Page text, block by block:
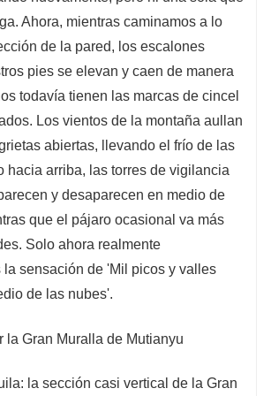
Ahora, mientras caminamos a lo
de la pared, los escalones
pies se elevan y caen de manera
todavía tienen las marcas de cincel
Los vientos de la montaña aullan
abiertas, llevando el frío de las
hacia arriba, las torres de vigilancia
y desaparecen en medio de
que el pájaro ocasional va más
Solo ahora realmente
la sensación de 'Mil picos y valles
de las nubes'.
la sección casi vertical de la Gran